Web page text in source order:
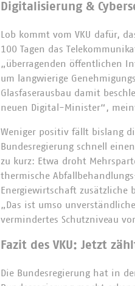
Digitalisierung &
Lob kommt vom VKU dafür,
100 Tagen das
„überragenden öffentlichen
um langwierige
Glasfaserausbau damit
neuen Digital-Minister“,
Weniger positiv fällt bislang
Bundesregierung schnell
zu kurz: Etwa droht
thermische
Energiewirtschaft zusätzliche
„Das ist umso
vermindertes Schutzniveau
Fazit des VKU: Jetzt
Die Bundesregierung hat in